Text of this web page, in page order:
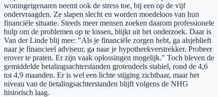
woningeigenaren neemt ook de stress toe, bij een op de vijf
ondervraagden. Ze slapen slecht en worden moedeloos van hun
financiële situatie. Steeds meer mensen zoeken daarom professionele
hulp om de problemen op te lossen, blijkt uit het onderzoek. Daar is
Van der Linde blij mee: "Als je financiële zorgen hebt, ga alsjeblieft
naar je financieel adviseur, ga naar je hypotheekverstrekker. Probeer
erover te praten. Er zijn vaak oplossingen mogelijk." Toch bleven de
gemiddelde betalingsachterstanden grotendeels stabiel, rond de 4,6
tot 4,9 maanden. Er is wel een lichte stijging zichtbaar, maar het
niveau van de betalingsachterstanden blijft volgens de NHG
historisch laag.